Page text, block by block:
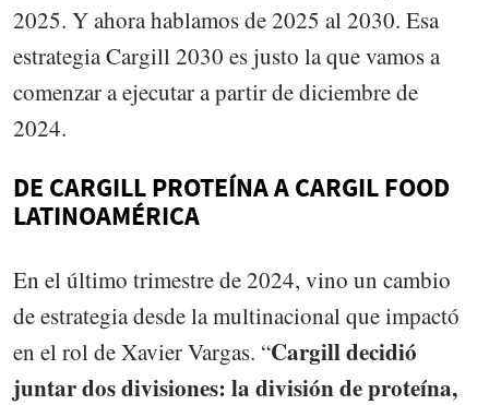
2025. Y ahora hablamos de 2025 al 2030. Esa
estrategia Cargill 2030 es justo la que vamos a
comenzar a ejecutar a partir de diciembre de
2024.
DE CARGILL PROTEÍNA A CARGIL FOOD
LATINOAMÉRICA
En el último trimestre de 2024, vino un cambio
de estrategia desde la multinacional que impactó
en el rol de Xavier Vargas. “Cargill decidió
juntar dos divisiones: la división de proteína,